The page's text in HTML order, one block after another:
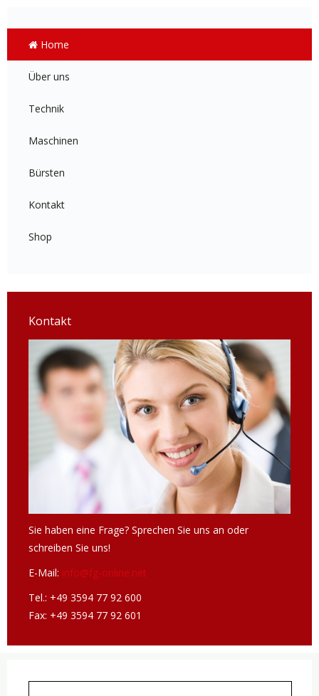
Home
Über uns
Technik
Maschinen
Bürsten
Kontakt
Shop
Kontakt
Sie haben eine Frage? Sprechen Sie uns an oder
schreiben Sie uns!
E-Mail: info@fg-online.net
Tel.: +49 3594 77 92 600
Fax: +49 3594 77 92 601